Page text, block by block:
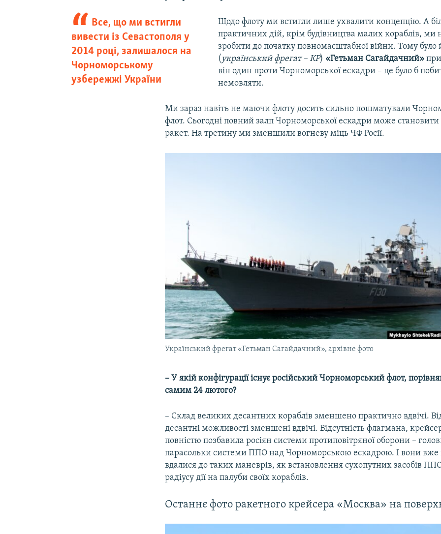
Все, що ми встигли
вивести із Севастополя у
2014 році, залишалося на
Чорноморському
узбережжі України
Щодо флоту ми встигли лише ухвалити концепцію. А
практичних дій, крім будівництва малих кораблів, ми
зробити до початку повномасштабної війни. Тому було
( український фрегат – КР) «Гетьман Сагайдачний»
він один проти Чорноморської ескадри – це було б
немовляти.
Ми зараз навіть не маючи флоту досить сильно пошматували
флот. Сьогодні повний залп Чорноморської ескадри може
ракет. На третину ми зменшили вогневу міць ЧФ Росії.
Український фрегат «Гетьман Сагайдачний», архівне фото
– У якій конфігурації існує російський Чорноморський флот,
самим 24 лютого?
– Склад великих десантних кораблів зменшено практично вдвічі.
десантні можливості зменшені вдвічі. Відсутність флагмана,
повністю позбавила росіян системи протиповітряної оборони –
парасольки системи ППО над Чорноморською ескадрою. І вони вже
вдалися до таких маневрів, як встановлення сухопутних засобів
радіусу дії на палуби своїх кораблів.
Останнє фото ракетного крейсера «Москва» на